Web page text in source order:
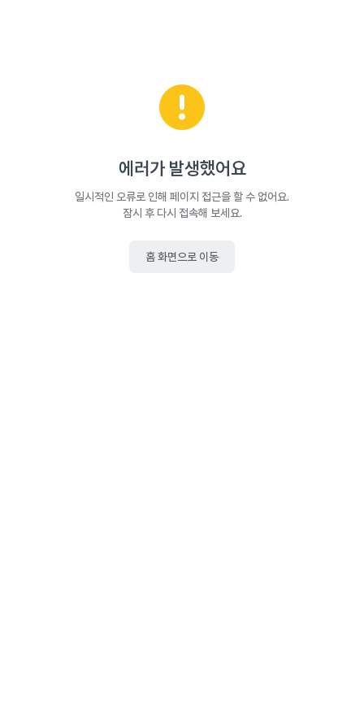
에러가 발생했어요
일시적인 오류로 인해 페이지 접근을 할 수 없어요.
잠시 후 다시 접속해 보세요.
홈 화면으로 이동